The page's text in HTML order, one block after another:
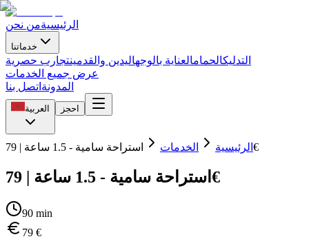
الرئيسيةمن نحن
خدماتنا
التدليكالحمامالعناية بالوجهاليدين والقدمينتجارب حصرية
عرض جميع الخدمات
المدونة اتصل بنا
العربية احجز
الرئيسية الخدمات استراحة سامية - 1.5 ساعة | 79€
استراحة سامية - 1.5 ساعة | 79€
90 min
79 €